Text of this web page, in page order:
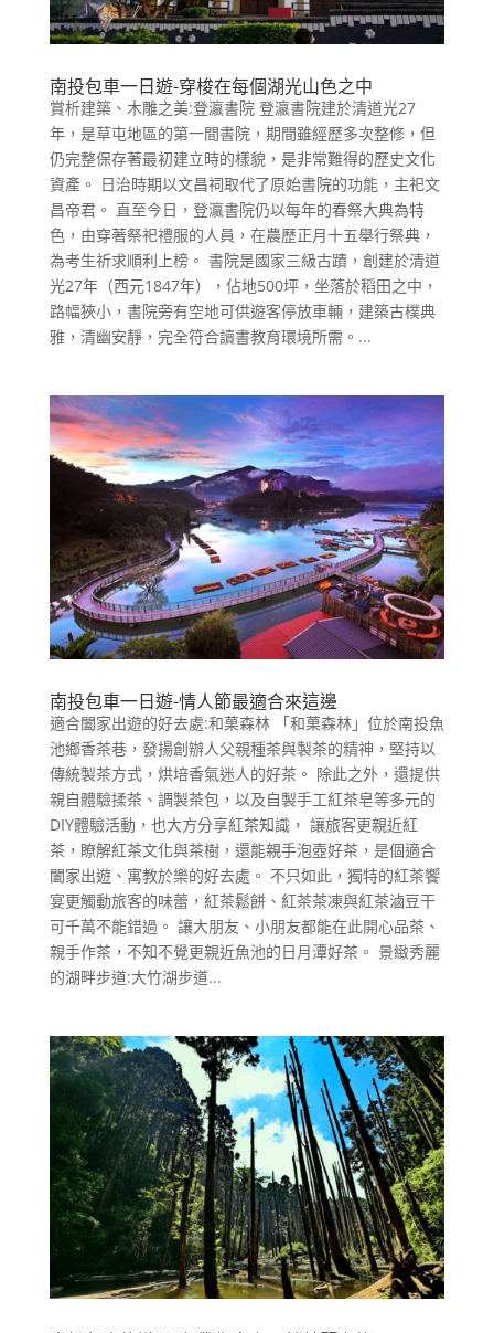
南投包車一日遊-穿梭在每個湖光山色之中
賞析建築、木雕之美:登瀛書院 登瀛書院建於清道光27
年，是草屯地區的第一間書院，期間雖經歷多次整修，但
仍完整保存著最初建立時的樣貌，是非常難得的歷史文化
資產。 日治時期以文昌祠取代了原始書院的功能，主祀文
昌帝君。 直至今日，登瀛書院仍以每年的春祭大典為特
色，由穿著祭祀禮服的人員，在農歷正月十五舉行祭典，
為考生祈求順利上榜。 書院是國家三級古蹟，創建於清道
光27年（西元1847年），佔地500坪，坐落於稻田之中，
路幅狹小，書院旁有空地可供遊客停放車輛，建築古樸典
雅，清幽安靜，完全符合讀書教育環境所需。...
南投包車一日遊-情人節最適合來這邊
適合闔家出遊的好去處:和菓森林 「和菓森林」位於南投魚
池鄉香茶巷，發揚創辦人父親種茶與製茶的精神，堅持以
傳統製茶方式，烘培香氣迷人的好茶。 除此之外，還提供
親自體驗揉茶、調製茶包，以及自製手工紅茶皂等多元的
DIY體驗活動，也大方分享紅茶知識， 讓旅客更親近紅
茶，瞭解紅茶文化與茶樹，還能親手泡壺好茶，是個適合
闔家出遊、寓教於樂的好去處。 不只如此，獨特的紅茶饗
宴更觸動旅客的味蕾，紅茶鬆餅、紅茶茶凍與紅茶滷豆干
可千萬不能錯過。 讓大朋友、小朋友都能在此開心品茶、
親手作茶，不知不覺更親近魚池的日月潭好茶。 景緻秀麗
的湖畔步道:大竹湖步道...